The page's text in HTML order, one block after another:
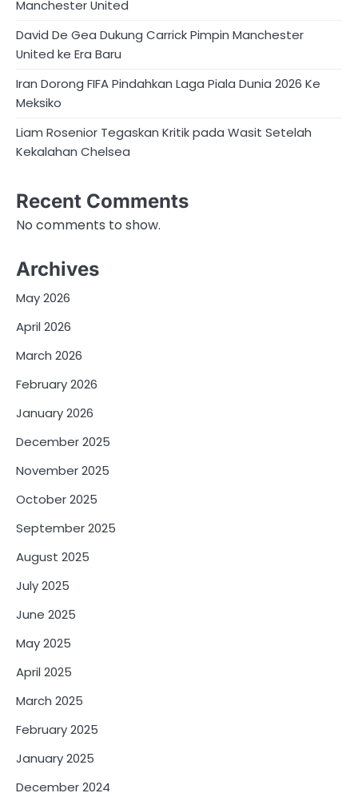
Manchester United
David De Gea Dukung Carrick Pimpin Manchester
United ke Era Baru
Iran Dorong FIFA Pindahkan Laga Piala Dunia 2026 Ke
Meksiko
Liam Rosenior Tegaskan Kritik pada Wasit Setelah
Kekalahan Chelsea
Recent Comments
No comments to show.
Archives
May 2026
April 2026
March 2026
February 2026
January 2026
December 2025
November 2025
October 2025
September 2025
August 2025
July 2025
June 2025
May 2025
April 2025
March 2025
February 2025
January 2025
December 2024